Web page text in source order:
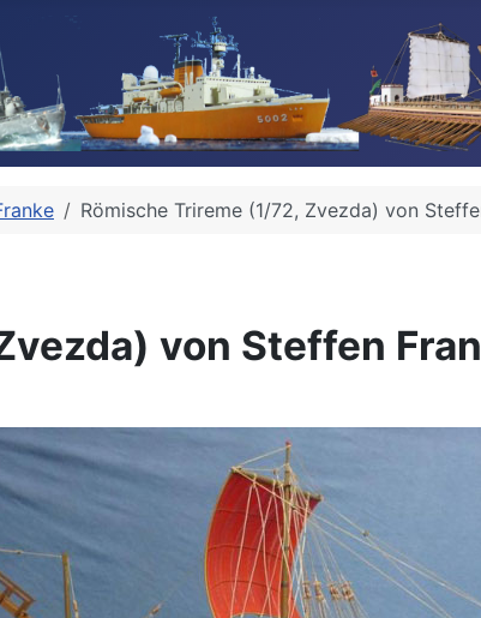
Römische Trireme (1/72, Zvezda) von
von Steffen